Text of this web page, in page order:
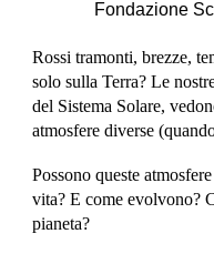
Fondazione
Rossi tramonti, brezze,
solo sulla Terra? Le
del Sistema Solare,
atmosfere diverse
Possono queste
vita? E come evolvono?
pianeta?